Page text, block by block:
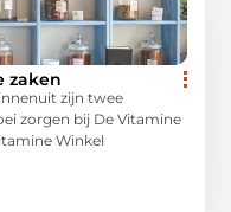
zaken
zijn twee
zorgen bij De Vitamine
Winkel